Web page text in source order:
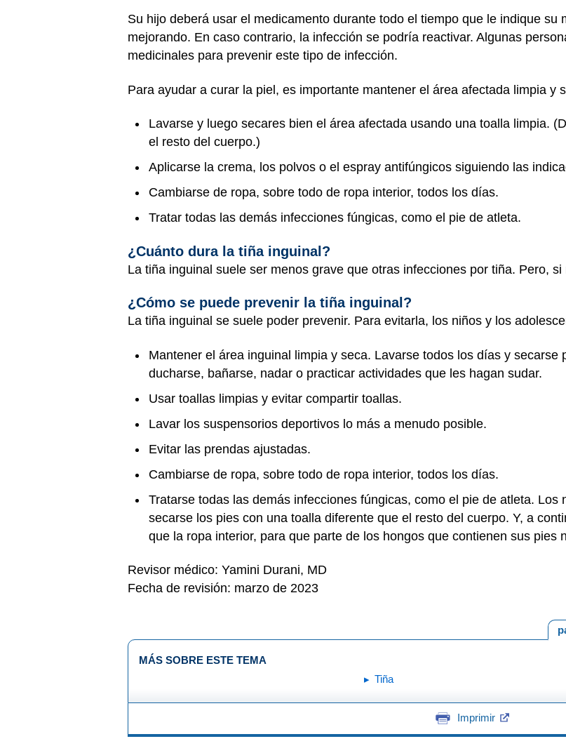
Su hijo deberá usar el medicamento durante todo el tiempo que le indique su
mejorando. En caso contrario, la infección se podría reactivar. Algunas
medicinales para prevenir este tipo de infección.
Para ayudar a curar la piel, es importante mantener el área afectada limpia y
Lavarse y luego secares bien el área afectada usando una toalla limpia.
el resto del cuerpo.)
Aplicarse la crema, los polvos o el espray antifúngicos siguiendo las
Cambiarse de ropa, sobre todo de ropa interior, todos los días.
Tratar todas las demás infecciones fúngicas, como el pie de atleta.
¿Cuánto dura la tiña inguinal?
La tiña inguinal suele ser menos grave que otras infecciones por tiña. Pero,
¿Cómo se puede prevenir la tiña inguinal?
La tiña inguinal se suele poder prevenir. Para evitarla, los niños y los
Mantener el área inguinal limpia y seca. Lavarse todos los días y secarse
ducharse, bañarse, nadar o practicar actividades que les hagan sudar.
Usar toallas limpias y evitar compartir toallas.
Lavar los suspensorios deportivos lo más a menudo posible.
Evitar las prendas ajustadas.
Cambiarse de ropa, sobre todo de ropa interior, todos los días.
Tratarse todas las demás infecciones fúngicas, como el pie de atleta. Los
secarse los pies con una toalla diferente que el resto del cuerpo. Y, a
que la ropa interior, para que parte de los hongos que contienen sus pies
Revisor médico: Yamini Durani, MD
Fecha de revisión: marzo de 2023
MÁS SOBRE ESTE TEMA
Tiña
Imprimir